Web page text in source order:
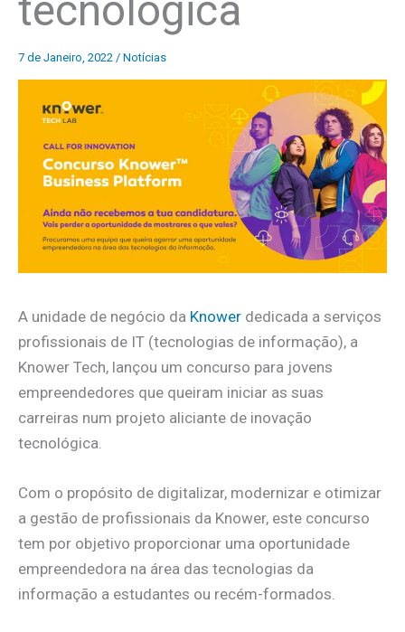
7 de Janeiro, 2022 / Notícias
A unidade de negócio da Knower dedicada a serviços
profissionais de IT (tecnologias de informação), a
Knower Tech, lançou um concurso para jovens
empreendedores que queiram iniciar as suas
carreiras num projeto aliciante de inovação
tecnológica.
Com o propósito de digitalizar, modernizar e otimizar
a gestão de profissionais da Knower, este concurso
tem por objetivo proporcionar uma oportunidade
empreendedora na área das tecnologias da
informação a estudantes ou recém-formados.